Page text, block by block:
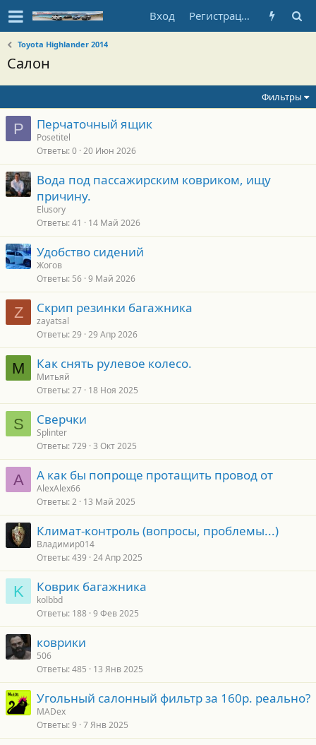
Вход Регистрация
Toyota Highlander 2014
Салон
Фильтры
P Перчаточный ящик
Posetitel
Ответы 0 20 Июн 2026
Вода под пассажирским ковриком, ищу
причину.
Elusory
Ответы 41 14 Май 2026
Удобство сидений
Жогов
Ответы 56 9 Май 2026
Z Скрип резинки багажника
zayatsal
Ответы 29 29 Апр 2026
М Как снять рулевое колесо.
Митьяй
Ответы 27 18 Ноя 2025
S Сверчки
Splinter
Ответы 729 3 Окт 2025
A А как бы попроще протащить провод от
AlexAlex66
Ответы 2 13 Май 2025
Климат-контроль (вопросы, проблемы...)
Владимир014
Ответы 439 24 Апр 2025
K Коврик багажника
kolbbd
Ответы 188 9 Фев 2025
коврики
506
Ответы 485 13 Янв 2025
Угольный салонный фильтр за 160р. реально?
MADex
Ответы 9 7 Янв 2025